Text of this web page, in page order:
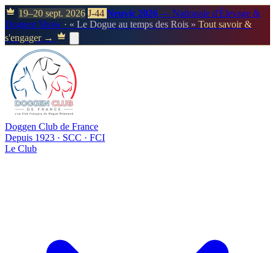
19–20 sept. 2026 J-44 Neuvic 2026 — Nationale d'Élevage &
Doggen Show · « Le Dogue au temps des Rois » Tout savoir &
s'engager →
Doggen Club de France
Depuis 1923 · SCC · FCI
Le Club